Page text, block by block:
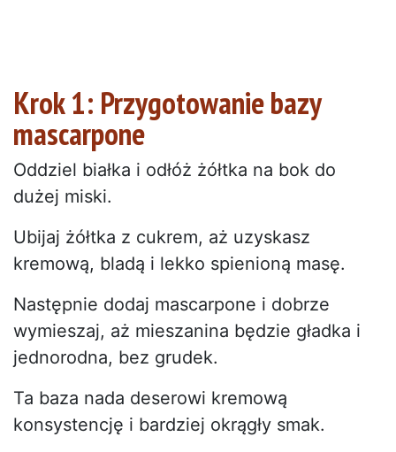
Krok 1: Przygotowanie bazy
mascarpone
Oddziel białka i odłóż żółtka na bok do
dużej miski.
Ubijaj żółtka z cukrem, aż uzyskasz
kremową, bladą i lekko spienioną masę.
Następnie dodaj mascarpone i dobrze
wymieszaj, aż mieszanina będzie gładka i
jednorodna, bez grudek.
Ta baza nada deserowi kremową
konsystencję i bardziej okrągły smak.